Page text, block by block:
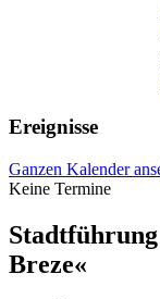
Ereignisse
Ganzen Kalender
Keine Termine
Breze«